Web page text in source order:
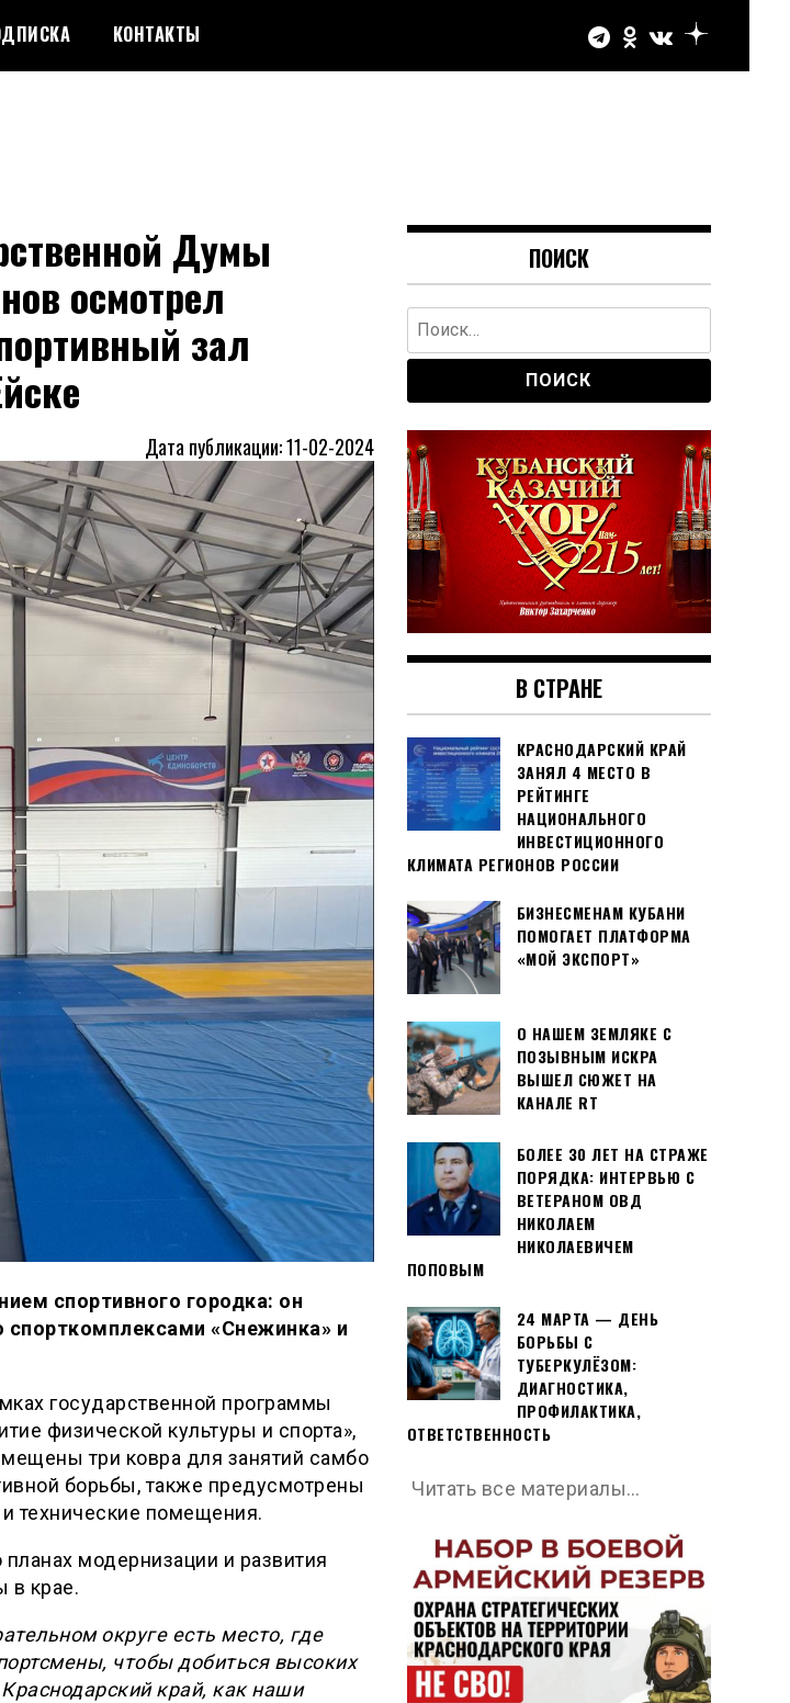
КОНТАКТЫ
Думы
осмотрел
зал
Дата публикации: 11-02-2024
спортивного городка: он
спорткомплексами «Снежинка» и
государственной программы
физической культуры и спорта»,
три ковра для занятий самбо
борьбы, также предусмотрены
технические помещения.
модернизации и развития
в крае.
округе есть место, где
чтобы добиться высоких
край, как наши
ПОИСК
Найти:
В СТРАНЕ
КРАСНОДАРСКИЙ КРАЙ
ЗАНЯЛ 4 МЕСТО В
РЕЙТИНГЕ
НАЦИОНАЛЬНОГО
ИНВЕСТИЦИОННОГО
КЛИМАТА РЕГИОНОВ РОССИИ
БИЗНЕСМЕНАМ КУБАНИ
ПОМОГАЕТ ПЛАТФОРМА
«МОЙ ЭКСПОРТ»
О НАШЕМ ЗЕМЛЯКЕ С
ПОЗЫВНЫМ ИСКРА
ВЫШЕЛ СЮЖЕТ НА
КАНАЛЕ RT
БОЛЕЕ 30 ЛЕТ НА СТРАЖЕ
ПОРЯДКА: ИНТЕРВЬЮ С
ВЕТЕРАНОМ ОВД
НИКОЛАЕМ
НИКОЛАЕВИЧЕМ
ПОПОВЫМ
24 МАРТА — ДЕНЬ
БОРЬБЫ С
ТУБЕРКУЛЁЗОМ:
ДИАГНОСТИКА,
ПРОФИЛАКТИКА,
ОТВЕТСТВЕННОСТЬ
Читать все материалы…